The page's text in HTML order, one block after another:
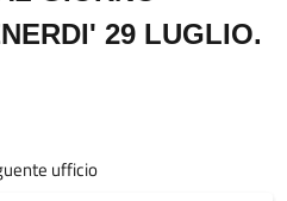
29 LUGLIO.
ufficio